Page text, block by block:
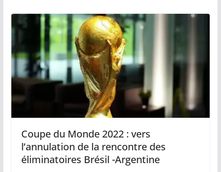
Coupe du Monde 2022 : vers
l’annulation de la rencontre des
éliminatoires Brésil -Argentine